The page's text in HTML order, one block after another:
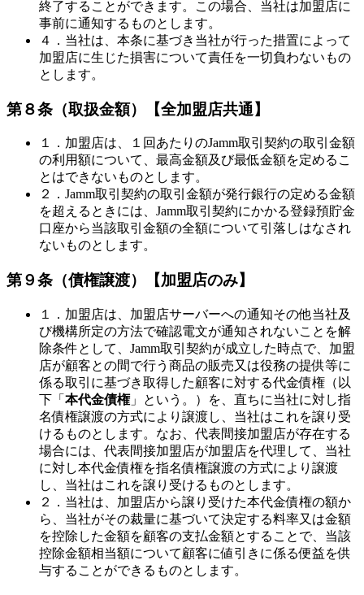
終了することができます。この場合、当社は加盟店に
事前に通知するものとします。
４．当社は、本条に基づき当社が行った措置によって
加盟店に生じた損害について責任を一切負わないもの
とします。
第８条（取扱金額） 【全加盟店共通】
１．加盟店は、１回あたりのJamm取引契約の取引金額
の利用額について、最高金額及び最低金額を定めるこ
とはできないものとします。
２．Jamm取引契約の取引金額が発行銀行の定める金額
を超えるときには、Jamm取引契約にかかる登録預貯金
口座から当該取引金額の全額について引落しはなされ
ないものとします。
第９条（債権譲渡） 【加盟店のみ】
１．加盟店は、加盟店サーバーへの通知その他当社及
び機構所定の方法で確認電文が通知されないことを解
除条件として、Jamm取引契約が成立した時点で、加盟
店が顧客との間で行う商品の販売又は役務の提供等に
係る取引に基づき取得した顧客に対する代金債権（以
下「 本代金債権」という。）を、直ちに当社に対し指
名債権譲渡の方式により譲渡し、当社はこれを譲り受
けるものとします。なお、代表間接加盟店が存在する
場合には、代表間接加盟店が加盟店を代理して、当社
に対し本代金債権を指名債権譲渡の方式により譲渡
し、当社はこれを譲り受けるものとします。
２．当社は、加盟店から譲り受けた本代金債権の額か
ら、当社がその裁量に基づいて決定する料率又は金額
を控除した金額を顧客の支払金額とすることで、当該
控除金額相当額について顧客に値引きに係る便益を供
与することができるものとします。